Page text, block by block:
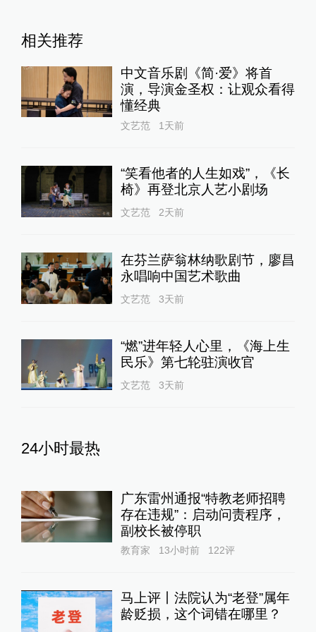
相关推荐
中文音乐剧《简·爱》将首
演，导演金圣权：让观众看得
懂经典
文艺范 1天前
“笑看他者的人生如戏”，《长
椅》再登北京人艺小剧场
文艺范 2天前
在芬兰萨翁林纳歌剧节，廖昌
永唱响中国艺术歌曲
文艺范 3天前
“燃”进年轻人心里，《海上生
民乐》第七轮驻演收官
文艺范 3天前
24小时最热
广东雷州通报“特教老师招聘
存在违规”：启动问责程序，
副校长被停职
教育家 13小时前 122评
马上评丨法院认为“老登”属年
龄贬损，这个词错在哪里？